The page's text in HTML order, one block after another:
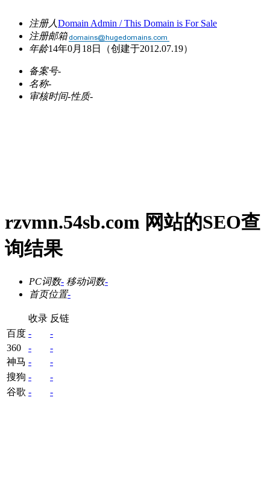
注册人Domain Admin / This Domain is For Sale
注册邮箱
年龄14年0月18日 （创建于2012.07.19）
备案号-
名称-
审核时间-性质-
rzvmn.54sb.com 网站的SEO查
询结果
PC词数- 移动词数-
首页位置-
收录 反链
百度 -
-
360
-
-
神马 -
-
搜狗 -
-
谷歌 - -